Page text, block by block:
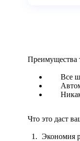
Преимущества
Все
Что это даст
Экономия